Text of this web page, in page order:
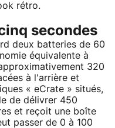
rétro.
secondes
deux batteries de 60
équivalente à
320
à l'arrière et
« eCrate » situés,
de délivrer 450
et reçoit une boîte
passer de 0 à 100